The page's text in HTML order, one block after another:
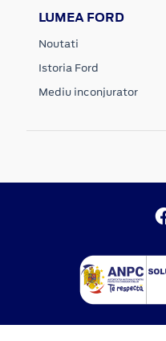
LUMEA FORD
Noutati
Istoria Ford
Mediu inconjurator